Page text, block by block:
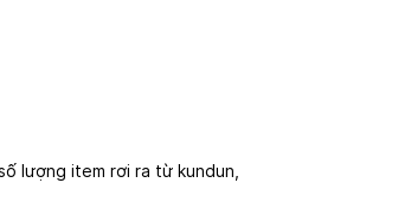
lượng item rơi ra từ kundun,